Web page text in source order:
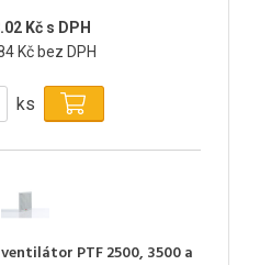
Kč s DPH
Kč bez DPH
ks
PTF 2500, 3500 a